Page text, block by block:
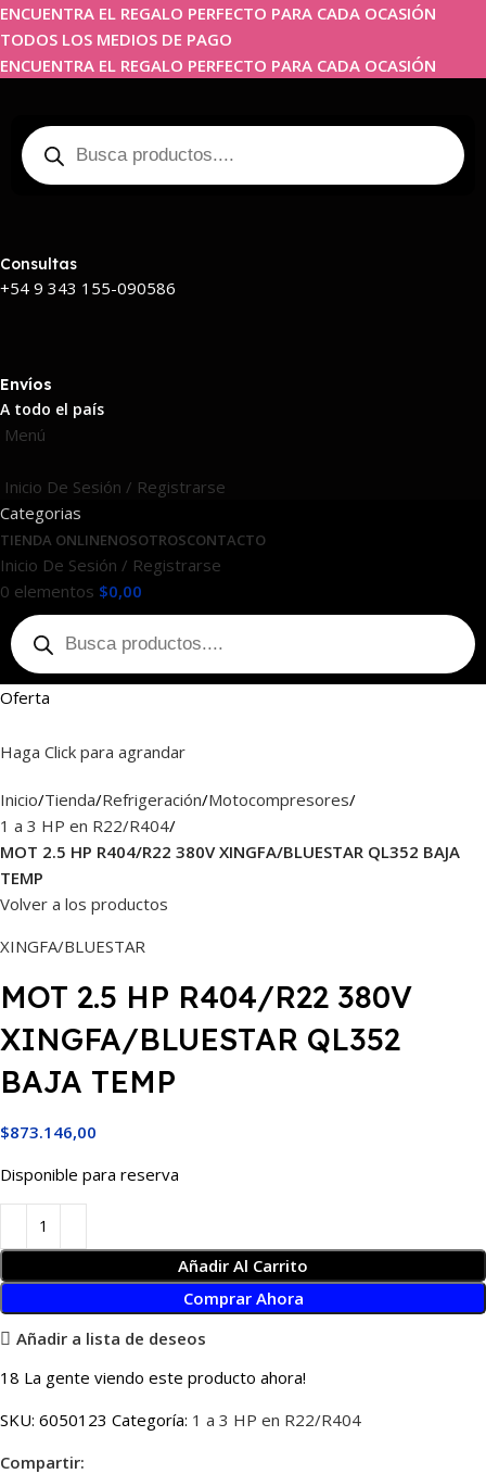
ENCUENTRA EL REGALO PERFECTO PARA CADA OCASIÓN
TODOS LOS MEDIOS DE PAGO
ENCUENTRA EL REGALO PERFECTO PARA CADA OCASIÓN
Consultas
+54 9 343 155-090586
Envíos
A todo el país
Menú
Inicio De Sesión / Registrarse
Categorias
TIENDA ONLINENOSOTROSCONTACTO
Inicio De Sesión / Registrarse
0 elementos $0,00
Oferta
Haga Click para agrandar
Inicio Tienda Refrigeración Motocompresores
1 a 3 HP en R22/R404
MOT 2.5 HP R404/R22 380V XINGFA/BLUESTAR QL352 BAJA
TEMP
Volver a los productos
XINGFA/BLUESTAR
MOT 2.5 HP R404/R22 380V
XINGFA/BLUESTAR QL352
BAJA TEMP
$873.146,00
Disponible para reserva
Añadir Al Carrito
Comprar Ahora
Añadir a lista de deseos
18 La gente viendo este producto ahora!
SKU: 6050123 Categoría: 1 a 3 HP en R22/R404
Compartir: